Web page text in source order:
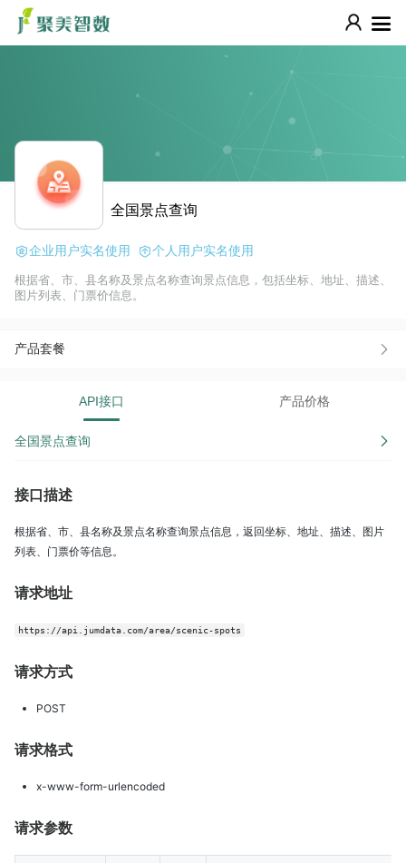
全国景点查询
企业用户实名使用 个人用户实名使用
根据省、市、县名称及景点名称查询景点信息，包括坐标、地址、描述、
图片列表、门票价信息。
产品套餐
API接口 产品价格
全国景点查询
接口描述
根据省、市、县名称及景点名称查询景点信息，返回坐标、地址、描述、图片
列表、门票价等信息。
请求地址
https://api.jumdata.com/area/scenic-spots
请求方式
POST
请求格式
x-www-form-urlencoded
请求参数